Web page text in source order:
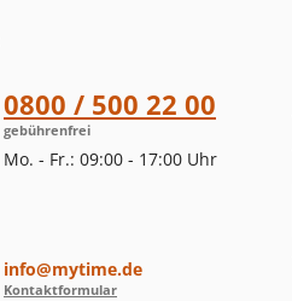
0800 / 500 22 00
gebührenfrei
Mo. - Fr.: 09:00 - 17:00 Uhr
info@mytime.de
Kontaktformular